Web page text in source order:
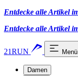
Entdecke alle Artikel
Entdecke alle Artikel
21RUN
Damen